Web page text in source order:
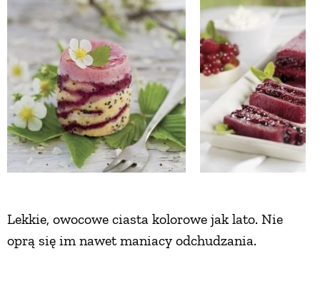
Lekkie, owocowe ciasta kolorowe jak lato. Nie
oprą się im nawet maniacy odchudzania.